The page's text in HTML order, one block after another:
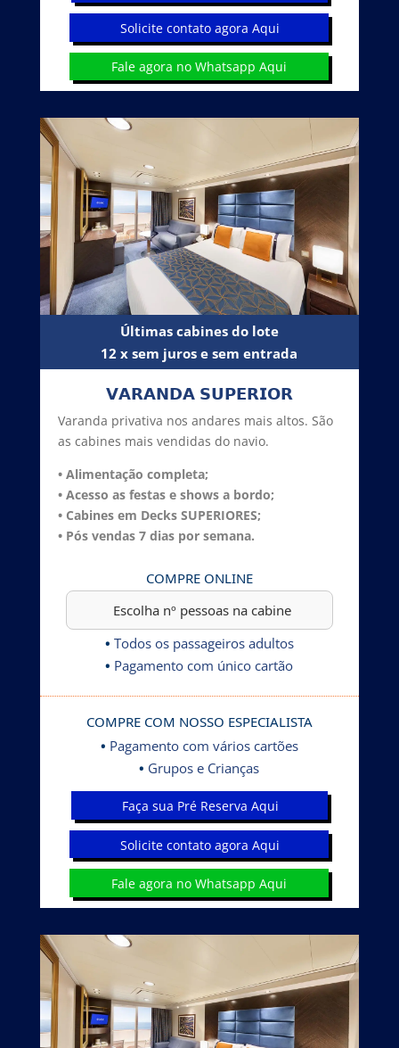
Solicite contato agora Aqui
Fale agora no Whatsapp Aqui
Últimas cabines do lote
12 x sem juros e sem entrada
𝗩𝗔𝗥𝗔𝗡𝗗𝗔 𝗦𝗨𝗣𝗘𝗥𝗜𝗢𝗥
Varanda privativa nos andares mais altos. São
as cabines mais vendidas do navio.
• Alimentação completa;
• Acesso as festas e shows a bordo;
• Cabines em Decks SUPERIORES;
• Pós vendas 7 dias por semana.
COMPRE ONLINE
• Todos os passageiros adultos
• Pagamento com único cartão
COMPRE COM NOSSO ESPECIALISTA
• Pagamento com vários cartões
• Grupos e Crianças
Faça sua Pré Reserva Aqui
Solicite contato agora Aqui
Fale agora no Whatsapp Aqui